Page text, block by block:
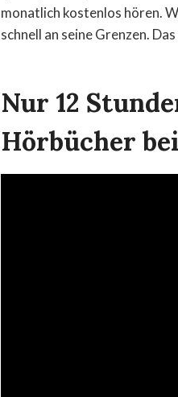
monatlich kostenlos hören.
schnell an seine Grenzen.
Nur 12
Hörbücher